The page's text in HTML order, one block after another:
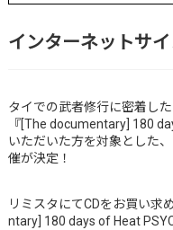
インターネットサ
タイでの武者修行に密着し
『[The documentary] 180
いただいた方を対象とした
催が決定！
リミスタにてCDをお買い求
ntary] 180 days of Heat